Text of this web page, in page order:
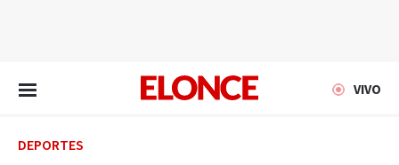
VIVO
DEPORTES